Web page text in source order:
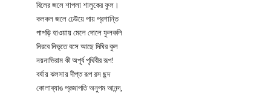
বিলের জলে শাপলা শালুকের ফুল।
কলকল জলে ঢেউয়ে পায় প্রশান্তি
পাপড়ি হাওয়ায় মেলে দোলে ফুলকলি
নিরবে নিভৃতে বসে আছে দিঘির কুল
নয়নাভিরাম কী অপূর্ব পৃথিবীর রূপ!
বর্ষায় ঝলসায় দীপ্ত রূপ রস ছন্দ
কোলাব্যাঙ প্রজাপতি অনুপম আনন্দ,